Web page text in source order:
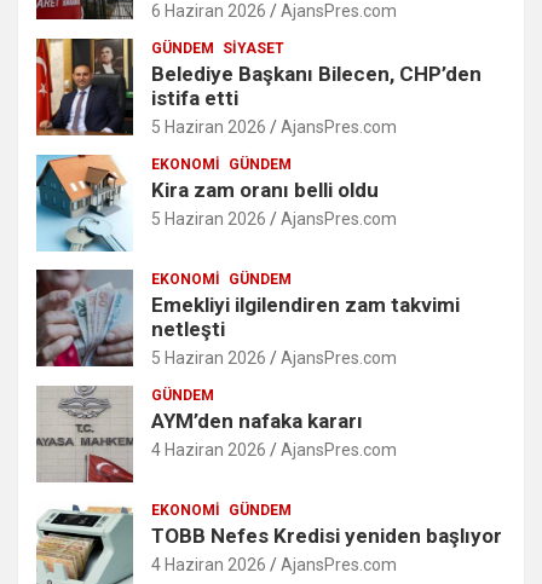
6 Haziran 2026 AjansPres.com
GÜNDEM SIYASET
Belediye Başkanı Bilecen, CHP’den
istifa etti
5 Haziran 2026 AjansPres.com
EKONOMI GÜNDEM
Kira zam oranı belli oldu
5 Haziran 2026 AjansPres.com
EKONOMI GÜNDEM
Emekliyi ilgilendiren zam takvimi
netleşti
5 Haziran 2026 AjansPres.com
GÜNDEM
AYM’den nafaka kararı
4 Haziran 2026 AjansPres.com
EKONOMI GÜNDEM
TOBB Nefes Kredisi yeniden başlıyor
4 Haziran 2026 AjansPres.com